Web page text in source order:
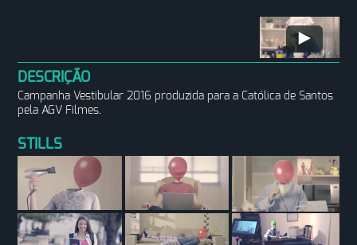
DESCRIÇÃO
Campanha Vestibular 2016 produzida para a Católica de Santos
pela AGV Filmes.
STILLS